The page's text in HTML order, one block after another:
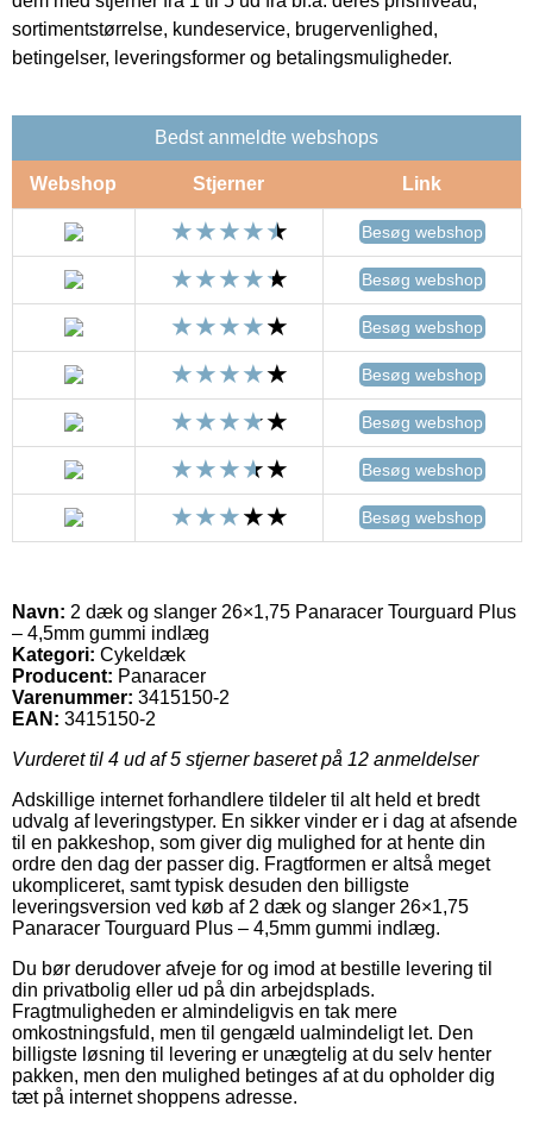
sortimentstørrelse, kundeservice, brugervenlighed,
betingelser, leveringsformer og betalingsmuligheder.
Bedst anmeldte webshops
Webshop Stjerner Link
Besøg webshop
Besøg webshop
Besøg webshop
Besøg webshop
Besøg webshop
Besøg webshop
Besøg webshop
Navn: 2 dæk og slanger 26×1,75 Panaracer Tourguard Plus
– 4,5mm gummi indlæg
Kategori: Cykeldæk
Producent: Panaracer
Varenummer: 3415150-2
EAN: 3415150-2
Vurderet til 4 ud af 5 stjerner baseret på 12 anmeldelser
Adskillige internet forhandlere tildeler til alt held et bredt
udvalg af leveringstyper. En sikker vinder er i dag at afsende
til en pakkeshop, som giver dig mulighed for at hente din
ordre den dag der passer dig. Fragtformen er altså meget
ukompliceret, samt typisk desuden den billigste
leveringsversion ved køb af 2 dæk og slanger 26×1,75
Panaracer Tourguard Plus – 4,5mm gummi indlæg.
Du bør derudover afveje for og imod at bestille levering til
din privatbolig eller ud på din arbejdsplads.
Fragtmuligheden er almindeligvis en tak mere
omkostningsfuld, men til gengæld ualmindeligt let. Den
billigste løsning til levering er unægtelig at du selv henter
pakken, men den mulighed betinges af at du opholder dig
tæt på internet shoppens adresse.